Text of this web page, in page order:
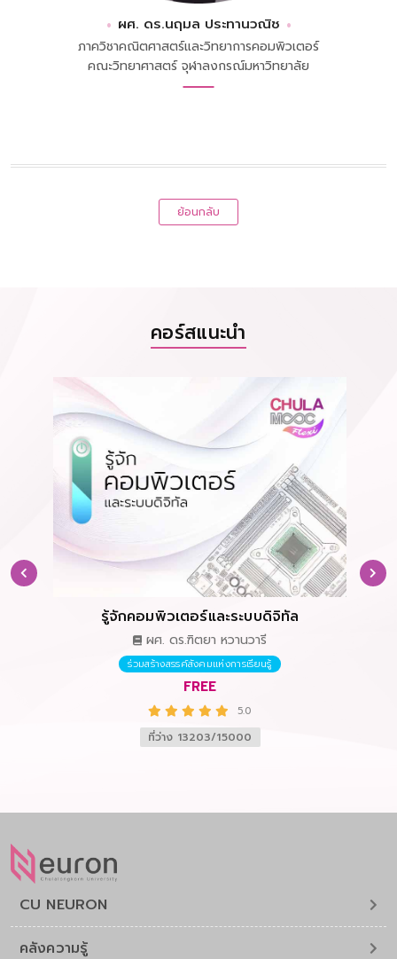
ผศ. ดร.นฤมล ประทานวณิช
ภาควิชาคณิตศาสตร์และวิทยาการคอมพิวเตอร์
คณะวิทยาศาสตร์ จุฬาลงกรณ์มหาวิทยาลัย
ย้อนกลับ
คอร์สแนะนำ
รู้จักคอมพิวเตอร์และระบบดิจิทัล
ผศ. ดร.ฑิตยา หวานวารี
ร่วมสร้างสรรค์สังคมแห่งการเรียนรู้
FREE
5.0
ที่ว่าง 13203/15000
CU NEURON
คลังความรู้